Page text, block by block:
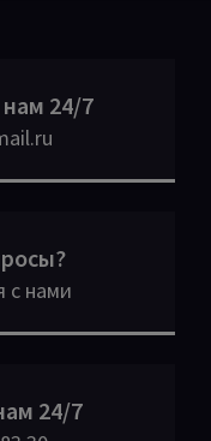
24/7
с нами
24/7